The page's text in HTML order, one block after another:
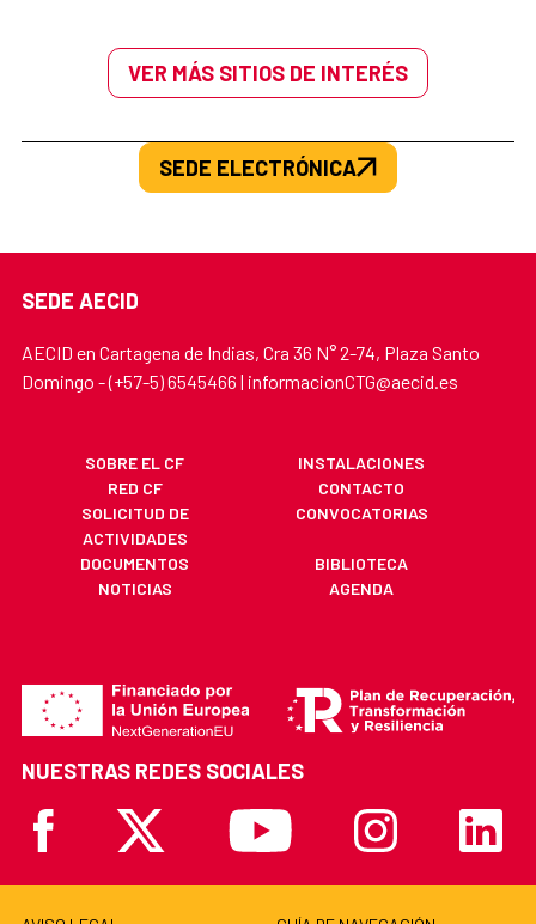
VER MÁS SITIOS DE INTERÉS
SEDE ELECTRÓNICA
SEDE AECID
AECID en Cartagena de Indias, Cra 36 N° 2-74, Plaza Santo
Domingo - (+57-5) 6545466 | informacionCTG@aecid.es
SOBRE EL CF
INSTALACIONES
RED CF
CONTACTO
SOLICITUD DE
ACTIVIDADES
CONVOCATORIAS
DOCUMENTOS
BIBLIOTECA
NOTICIAS
AGENDA
NUESTRAS REDES SOCIALES
Facebook X Youtube Instagram Linkedin